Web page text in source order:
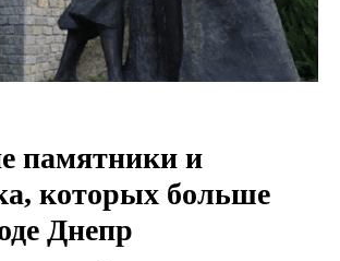
памятники и
которых больше
Днепр